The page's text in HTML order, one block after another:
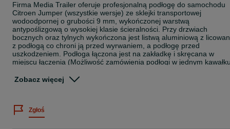
Firma Media Trailer oferuje profesjonalną podłogę do samochodu
Citroen Jumper (wszystkie wersje) ze sklejki transportowej
wodoodpornej o grubości 9 mm, wykończonej warstwą
antypoślizgową o wysokiej klasie ścieralności. Przy drzwiach
bocznych oraz tylnych wykończona jest listwą aluminiową z
z podłogą co chroni ją przed wyrwaniem, a podłogę przed
uszkodzeniem. Podłoga łączona jest na zakładkę i skręcana w
miejscu łączenia (Możliwość zamówienia podłogi w jednym
dołączone
są niezbędne elementy montażowe, co sprawia, że można
Zobacz więcej
Zgłoś